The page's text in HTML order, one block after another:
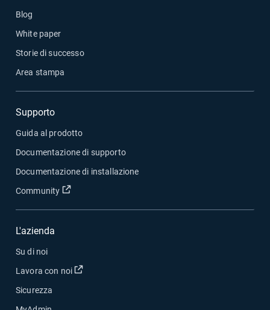
Blog
White paper
Storie di successo
Area stampa
Supporto
Guida al prodotto
Documentazione di supporto
Documentazione di installazione
Community
Apri in una nuova finestra
L'azienda
Su di noi
Lavora con noi
Apri in una nuova finestra
Sicurezza